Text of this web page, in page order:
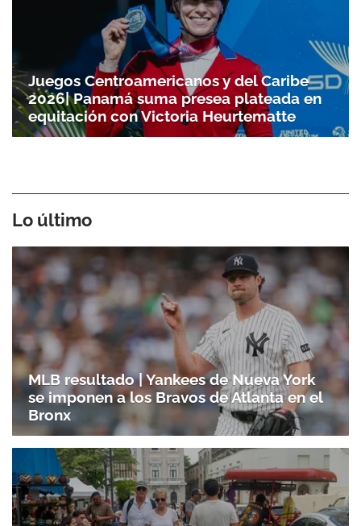
Juegos Centroamericanos y del Caribe
2026| Panamá suma presea plateada en
equitación con Victoria Heurtematte
Lo último
MLB resultado | Yankees de Nueva York
se imponen a los Bravos de Atlanta en el
Bronx